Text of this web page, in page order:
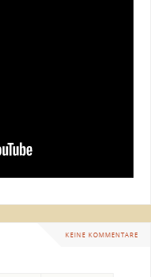
KEINE KOMMENTARE